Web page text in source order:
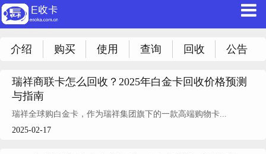
介绍 购买 使用 查询 回收 公告
瑞祥商联卡怎么回收？2025年白金卡回收价格预测
与指南
瑞祥全球购白金卡，作为瑞祥集团旗下的一款高端购物卡...
2025-02-17